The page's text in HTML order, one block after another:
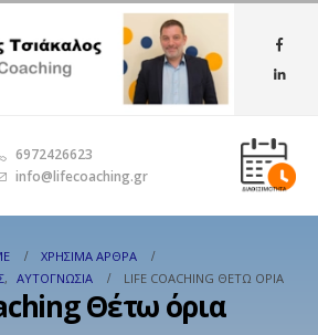
6972426623
info@lifecoaching.gr
ΧΡΉΣΙΜΑ ΆΡΘΡΑ
, ΑΥΤΟΓΝΩΣΊΑ LIFE COACHING ΘΈΤΩ ΌΡΙΑ
Θέτω όρια